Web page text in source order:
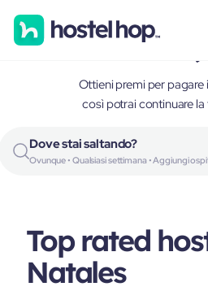
Natales,
Ottieni premi per pagare
così potrai continuare
Dove stai saltando?
Ovunque • Qualsiasi settimana • Aggiungi
Top rated
Natales